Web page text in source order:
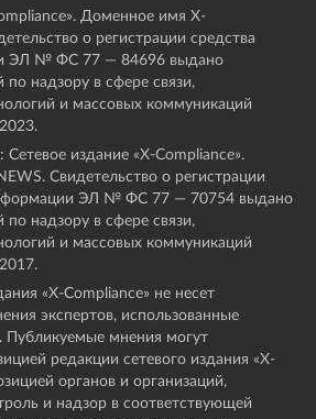
Доменное имя X-
о регистрации средства
ЭЛ № ФС 77 — 84696 выдано
надзору в сфере связи,
и массовых коммуникаций
издание «Х-Compliance».
Свидетельство о регистрации
ЭЛ № ФС 77 — 70754 выдано
надзору в сфере связи,
и массовых коммуникаций
«X-Compliance» не несет
экспертов, использованные
Публикуемые мнения могут
редакции сетевого издания «X-
органов и организаций,
и надзор в соответствующей